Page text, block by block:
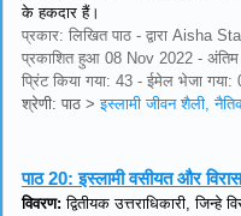
के हकदार हैं।
प्रकार: लिखित पाठ - द्वारा
प्रकाशित हुआ 08 Nov 2022 - अंतिम
प्रिंट किया गया: 43 - ईमेल भेजा
श्रेणी: पाठ >इस्लामी जीवन शैली,
पाठ 20:इस्लामी वसीयत और
विवरण: द्वितीयक उत्तराधिकारी,